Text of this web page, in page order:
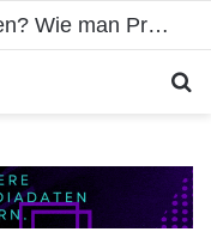
Notgroschen oder investieren? Wie man Prioritäten im eigenen Finanzplan setzt